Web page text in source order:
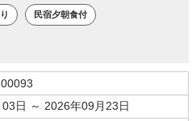
民宿夕朝食付
日 ～ 2026年09月23日